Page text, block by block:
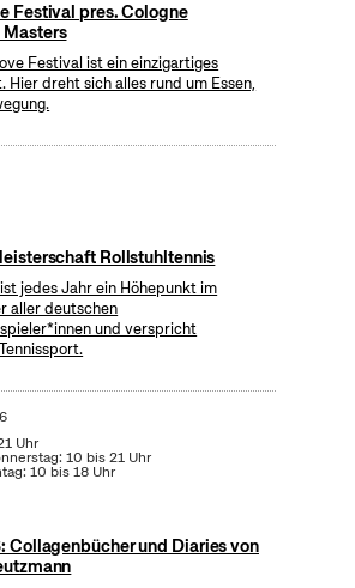
Festival pres. Cologne
Festival ist ein einzigartiges
Hier dreht sich alles rund um Essen,
Rollstuhltennis
jedes Jahr ein Höhepunkt im
aller deutschen
und verspricht
Uhr
10 bis 21 Uhr
10 bis 18 Uhr
Collagenbücher und Diaries von